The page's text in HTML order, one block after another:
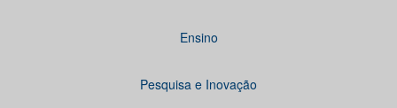
Ensino
Pesquisa e Inovação